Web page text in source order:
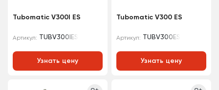
Tubomatic V300I ES
Артикул: TUBV300IES
Узнать цену
Tubomatic V300 ES
Артикул: TUBV300ES
Узнать цену